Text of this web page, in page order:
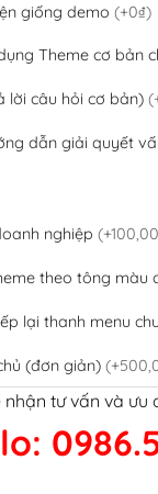
giống demo (+0₫)
Theme cơ bản
lời câu hỏi cơ bản)
dẫn giải quyết
nghiệp
theo tông màu
lại thanh menu
(đơn giản)
Code ngân hàng
kết google, cập
tư vấn và ưu